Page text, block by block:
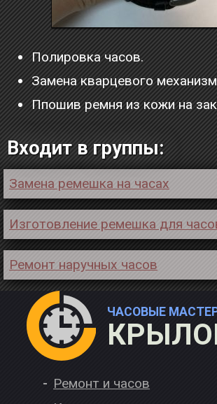
Полировка часов.
Замена кварцевого
Ппошив ремня из кожи на
Входит в группы:
Замена ремешка на часах
Изготовление ремешка для
Ремонт наручных часов
ЧАСОВЫЕ
Ремонт и часов